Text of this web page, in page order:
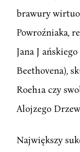
brawury
Powroźniaka,
Jana J
Beethovena),
Roeh1a czy
Alojzego
Największy